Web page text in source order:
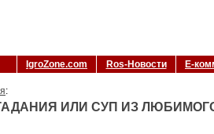
IgroZone.com Ros-Новости Е-
:
ИЛИ СУП ИЗ